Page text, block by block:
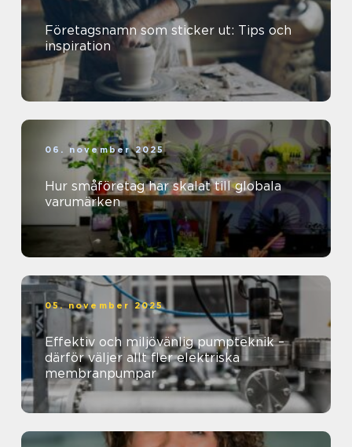
Företagsnamn som sticker ut: Tips och
inspiration
06. november 2025
Hur småföretag har skalat till globala
varumärken
05. november 2025
Effektiv och miljövänlig pumpteknik –
därför väljer allt fler elektriska
membranpumpar